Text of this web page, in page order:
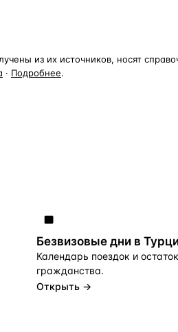
из их источников, носят
· Подробнее.
Безвизовые дни в
Календарь поездок и
гражданства.
Открыть →